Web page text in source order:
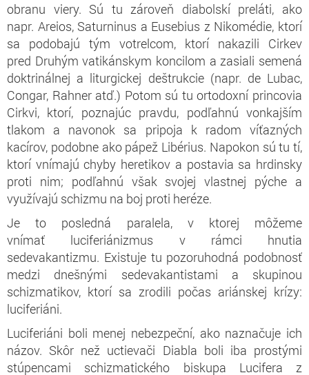
obranu viery. Sú tu zároveň diabolskí preláti, ako
napr. Areios, Saturninus a Eusebius z Nikomédie, ktorí
sa podobajú tým votrelcom, ktorí nakazili Cirkev
pred Druhým vatikánskym koncilom a zasiali semená
doktrinálnej a liturgickej deštrukcie (napr. de Lubac,
Congar, Rahner atď.) Potom sú tu ortodoxní princovia
Cirkvi, ktorí, poznajúc pravdu, podľahnú vonkajším
tlakom a navonok sa pripoja k radom víťazných
kacírov, podobne ako pápež Libérius. Napokon sú tu tí,
ktorí vnímajú chyby heretikov a postavia sa hrdinsky
proti nim; podľahnú však svojej vlastnej pýche a
využívajú schizmu na boj proti heréze.
Je to posledná paralela, v ktorej môžeme
vnímať luciferiánizmus v rámci hnutia
sedevakantizmu. Existuje tu pozoruhodná podobnosť
medzi dnešnými sedevakantistami a skupinou
schizmatikov, ktorí sa zrodili počas ariánskej krízy:
luciferiáni.
Luciferiáni boli menej nebezpeční, ako naznačuje ich
názov. Skôr než uctievači Diabla boli iba prostými
stúpencami schizmatického biskupa Lucifera z